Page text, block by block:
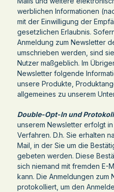
werblichen Informationen
mit der Einwilligung der
gesetzlichen Erlaubnis.
Anmeldung zum Newsletter
umschrieben werden, sind
Nutzer maßgeblich. Im
Newsletter folgende
unsere Produkte,
allgemeines zu unserem
Double-Opt-In und
unserem Newsletter erfolgt
Verfahren. D.h. Sie erhalten
Mail, in der Sie um die
gebeten werden. Diese
sich niemand mit fremden E-
kann. Die Anmeldungen zum
protokolliert, um den